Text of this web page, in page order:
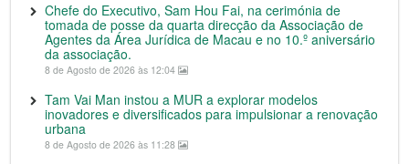
Chefe do Executivo, Sam Hou Fai, na cerimónia de
tomada de posse da quarta direcção da Associação de
Agentes da Área Jurídica de Macau e no 10.º aniversário
da associação.
8 de Agosto de 2026 às 12:04
Tam Vai Man instou a MUR a explorar modelos
inovadores e diversificados para impulsionar a renovação
urbana
8 de Agosto de 2026 às 11:28